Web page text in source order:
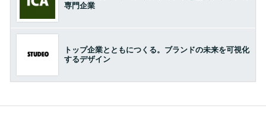
専門企業
トップ企業とともにつくる。ブランドの未来を可視化
するデザイン